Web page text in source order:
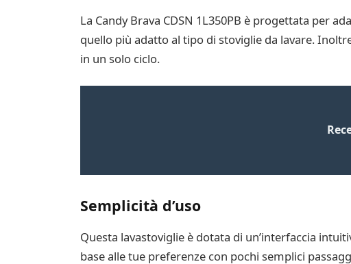
La Candy Brava CDSN 1L350PB è progettata per
quello più adatto al tipo di stoviglie da lavare.
in un solo ciclo.
Semplicità d’uso
Questa lavastoviglie è dotata di un’interfaccia
base alle tue preferenze con pochi semplici